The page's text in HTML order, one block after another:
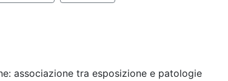
associazione tra esposizione e patologie